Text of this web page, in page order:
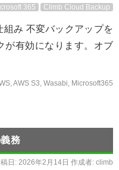
365
Climb Cloud Backup
み 不変バックアップを
が有効になります。オブ
,AWS S3, Wasabi, Microsoft365
務
日: 2026年2月14日 作成者: climb